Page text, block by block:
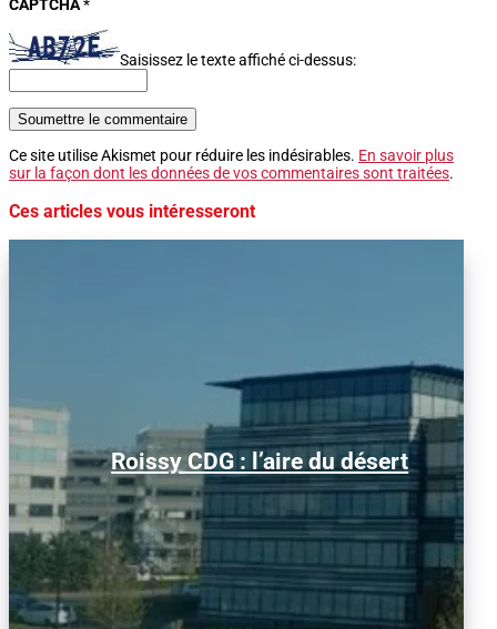
CAPTCHA*
Saisissez le texte affiché ci-dessus:
Soumettre le commentaire
Ce site utilise Akismet pour réduire les indésirables. En savoir plus
sur la façon dont les données de vos commentaires sont traitées.
Ces articles vous intéresseront
Roissy CDG : l’aire du désert
Alors que le trafic aérien a retrouvé son
niveau d’avant la pandémie, les
conditions d’obtention...